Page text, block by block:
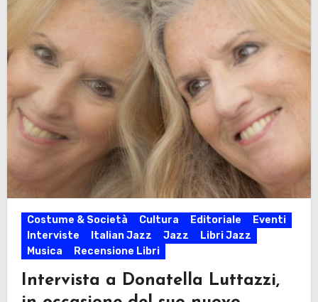
Costume & Società Cultura Editoriale
Eventi
Interviste
Italian Jazz Jazz
Libri Jazz
Musica
Recensione Libri
Intervista a Donatella Luttazzi,